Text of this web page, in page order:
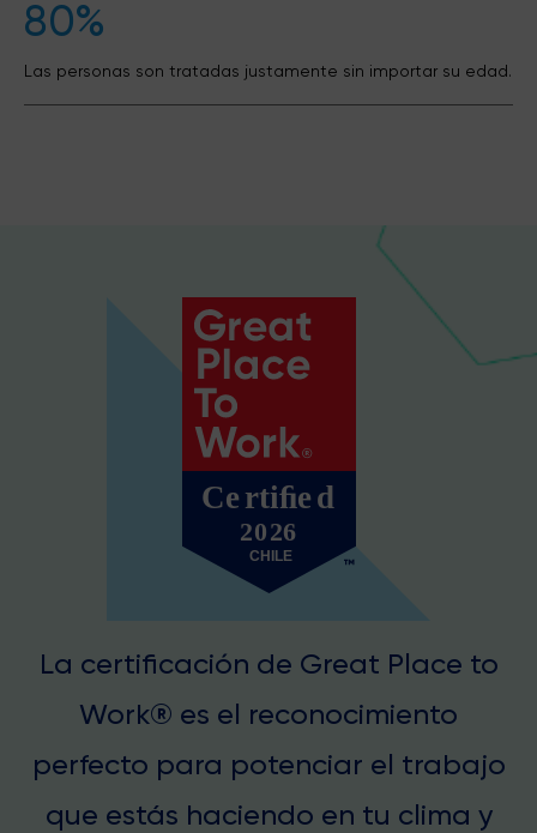
80%
Las personas son tratadas justamente sin importar su edad.
La certificación de Great Place to
Work® es el reconocimiento
perfecto para potenciar el trabajo
que estás haciendo en tu clima y